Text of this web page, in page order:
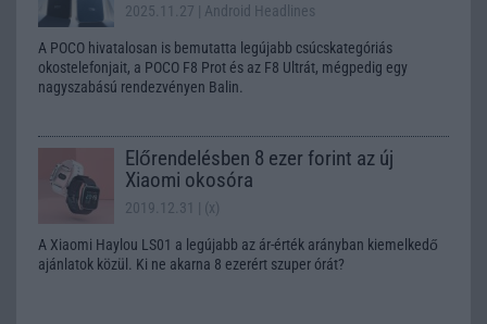
2025.11.27 | Android Headlines
A POCO hivatalosan is bemutatta legújabb csúcskategóriás
okostelefonjait, a POCO F8 Prot és az F8 Ultrát, mégpedig egy
nagyszabású rendezvényen Balin.
Előrendelésben 8 ezer forint az új
Xiaomi okosóra
2019.12.31 | (x)
A Xiaomi Haylou LS01 a legújabb az ár-érték arányban kiemelkedő
ajánlatok közül. Ki ne akarna 8 ezerért szuper órát?